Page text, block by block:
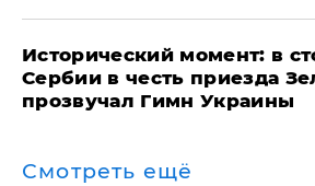
Исторический момент: в
Сербии в честь приезда
прозвучал Гимн Украины
Смотреть ещё